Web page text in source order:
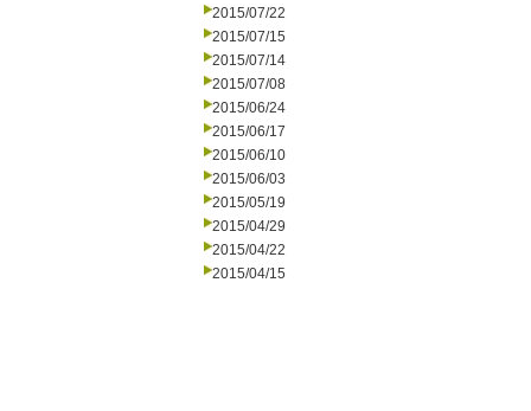
2015/07/22
2015/07/15
2015/07/14
2015/07/08
2015/06/24
2015/06/17
2015/06/10
2015/06/03
2015/05/19
2015/04/29
2015/04/22
2015/04/15